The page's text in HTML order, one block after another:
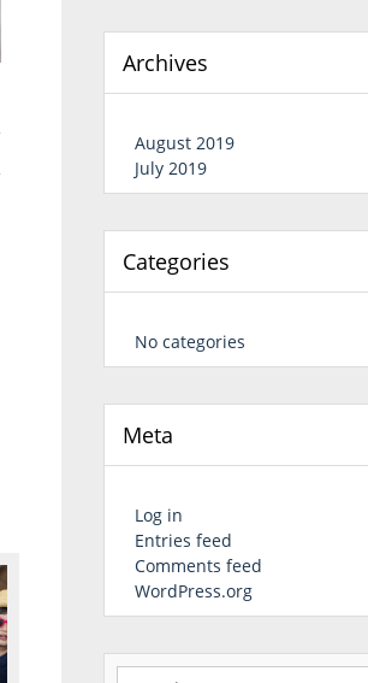
Archives
August 2019
July 2019
Categories
No categories
Meta
Log in
Entries feed
Comments feed
WordPress.org